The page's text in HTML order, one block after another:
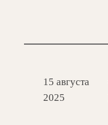
15 августа
2025